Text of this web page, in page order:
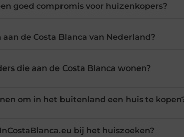
goed compromis voor huizenkopers?
de Costa Blanca van Nederland?
die aan de Costa Blanca wonen?
om in het buitenland een huis te
bij het huiszoeken?